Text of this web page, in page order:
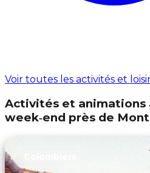
Voir toutes les activités et
Activités et animations
week‑end près de